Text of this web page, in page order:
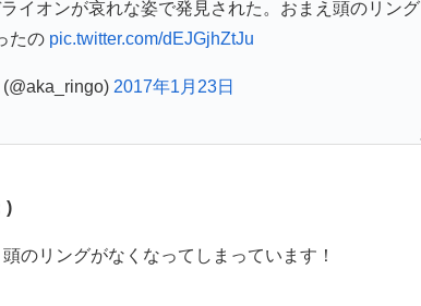
イオンが哀れな姿で発見された。おまえ頭のリング
たの pic.twitter.com/dEJGjhZtJu
2017年1月23日
)
のリングがなくなってしまっています！